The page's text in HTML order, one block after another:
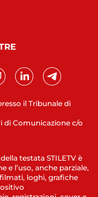
il Tribunale di
di Comunicazione c/o
testata STILETV è
e l’uso, anche parziale,
loghi, grafiche